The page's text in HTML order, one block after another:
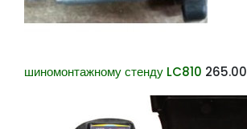
шиномонтажному стенду LC810 265.00